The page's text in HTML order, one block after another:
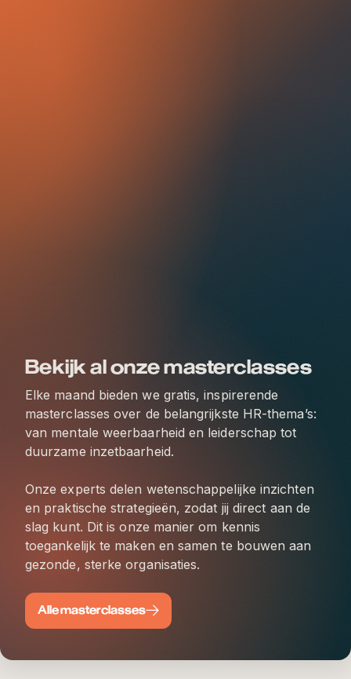
Bekijk al onze masterclasses
Elke maand bieden we gratis, inspirerende
masterclasses over de belangrijkste HR-thema’s:
van mentale weerbaarheid en leiderschap tot
duurzame inzetbaarheid.
Onze experts delen wetenschappelijke inzichten
en praktische strategieën, zodat jij direct aan de
slag kunt. Dit is onze manier om kennis
toegankelijk te maken en samen te bouwen aan
gezonde, sterke organisaties.
Alle masterclasses